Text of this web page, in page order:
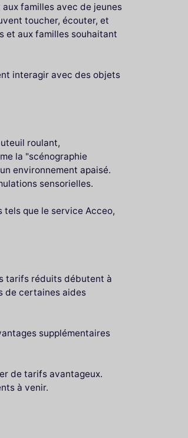
familles avec de jeunes
toucher, écouter, et
et aux familles souhaitant
interagir avec des objets
roulant,
la "scénographie
environnement apaisé.
sensorielles.
que le service Acceo,
tarifs réduits débutent à
de certaines aides
supplémentaires
de tarifs avantageux.
à venir.